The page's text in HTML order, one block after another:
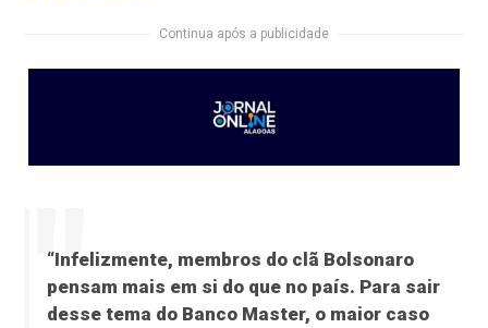
Continua após a publicidade
“Infelizmente, membros do clã Bolsonaro
pensam mais em si do que no país. Para sair
desse tema do Banco Master, o maior caso